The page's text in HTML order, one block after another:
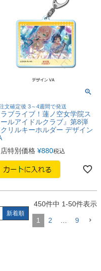
文確定後 3～4週間で発送
ラブライブ！蓮ノ空女学院ス
ルアイドルクラブ』第8弾
リルキーホルダー デザイン
特別価格 ¥880税込
新着順
450件中 1-50件表示
1 2 9